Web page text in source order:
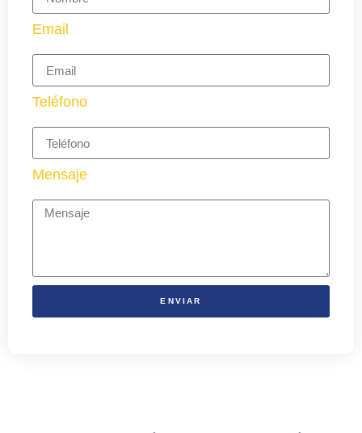
Email
Teléfono
Mensaje
ENVIAR